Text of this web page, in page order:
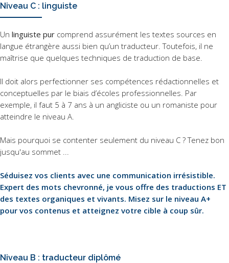
Niveau C : linguiste
Un linguiste pur comprend assurément les textes sources en
langue étrangère aussi bien qu’un traducteur. Toutefois, il ne
maîtrise que quelques techniques de traduction de base.
Il doit alors perfectionner ses compétences rédactionnelles et
conceptuelles par le biais d’écoles professionnelles. Par
exemple, il faut 5 à 7 ans à un angliciste ou un romaniste pour
atteindre le niveau A.
Mais pourquoi se contenter seulement du niveau C ? Tenez bon
jusqu'au sommet ...
Séduisez vos clients avec une communication irrésistible.
Expert des mots chevronné, je vous offre des traductions ET
des textes organiques et vivants. Misez sur le niveau A+
pour vos contenus et atteignez votre cible à coup sûr.
Niveau B : traducteur diplômé